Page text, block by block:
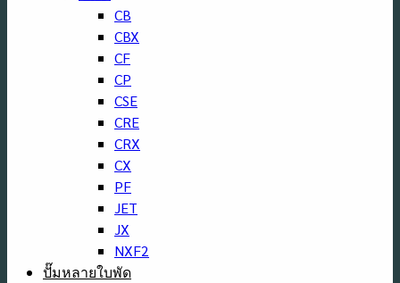
CB
CBX
CF
CP
CSE
CRE
CRX
CX
PF
JET
JX
NXF2
ปั๊มหลายใบพัด